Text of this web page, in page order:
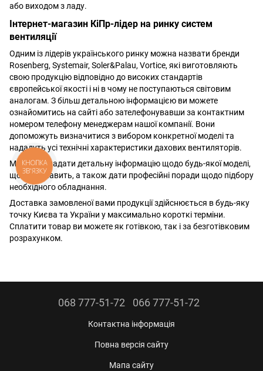
або виходом з ладу.
Інтернет-магазин КіПр-лідер на ринку систем
вентиляції
Одним із лідерів українського ринку можна назвати бренди
Rosenberg, Systemair, Soler&Palau, Vortice, які виготовляють
свою продукцію відповідно до високих стандартів
європейської якості і ні в чому не поступаються світовим
аналогам. З більш детальною інформацією ви можете
ознайомитись на сайті або зателефонувавши за контактним
номером телефону менеджерам нашої компанії. Вони
допоможуть визначитися з вибором конкретної моделі та
нададуть усі технічні характеристики дахових вентиляторів.
Ми готові надати детальну інформацію щодо будь-якої моделі,
що вас цікавить, а також дати професійні поради щодо підбору
необхідного обладнання.
Доставка замовленої вами продукції здійснюється в будь-яку
точку Києва та України у максимально короткі терміни.
Сплатити товар ви можете як готівкою, так і за безготівковим
розрахунком.
068 777-51-72 066 777-51-72
Контактна інформація
Повна версія сайту
Мапа сайту
КНОПКА
ЗВ'ЯЗКУ